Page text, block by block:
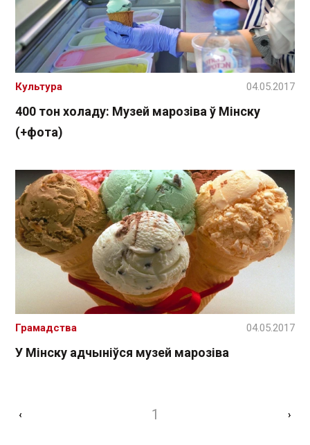
400 тон холаду: Музей марозіва ў Мінску
(+фота)
Культура 04.05.2017
У Мінску адчыніўся музей марозіва
Грамадства 04.05.2017
‹ 1 ›